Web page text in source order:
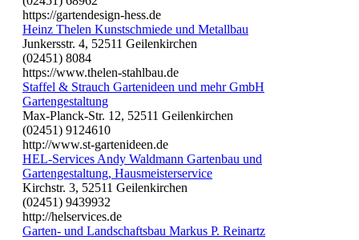
https://gartendesign-hess.de
Heinz Thelen Kunstschmiede und Metallbau
Junkersstr. 4, 52511 Geilenkirchen
(02451) 8084
https://www.thelen-stahlbau.de
Staffel & Strauch Gartenideen und mehr GmbH
Gartengestaltung
Max-Planck-Str. 12, 52511 Geilenkirchen
(02451) 9124610
http://www.st-gartenideen.de
HEL-Services Andy Waldmann Gartenbau und
Gartengestaltung, Hausmeisterservice
Kirchstr. 3, 52511 Geilenkirchen
(02451) 9439932
http://helservices.de
Garten- und Landschaftsbau Markus P. Reinartz